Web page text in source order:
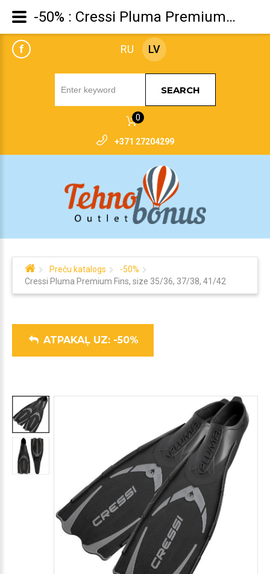
RU LV
f
SEARCH
0
+371 27204299
Preču katalogs
-50%
Cressi Pluma Premium Fins, size 35/36, 37/38, 41/42
ATPAKAĻ UZ: -50%
-50% : Cressi Pluma Premium Fins, size 35/36, 37/38, 41/42